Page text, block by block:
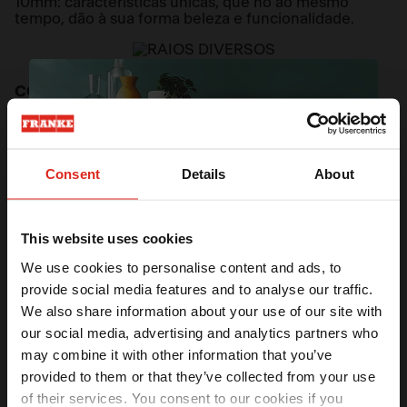
Consent Details About
This website uses cookies
We use cookies to personalise content and ads, to
provide social media features and to analyse our traffic.
We also share information about your use of our site with
our social media, advertising and analytics partners who
may combine it with other information that you’ve
provided to them or that they’ve collected from your use
of their services. You consent to our cookies if you
tempo, dão à sua forma beleza e funcionalidade.
COBERTURA
A grade escorredora e o escorredor móvel integram-
se à Mythos Bowl, escondendo elegantemente a
simples. Criatividade e funcionalidade: O segredo dos
acessórios Mythos.
CONHEÇA OS ACESSÓRIOS QUE ACOMPANHAM
A CUBA MYTHOS BOWL: